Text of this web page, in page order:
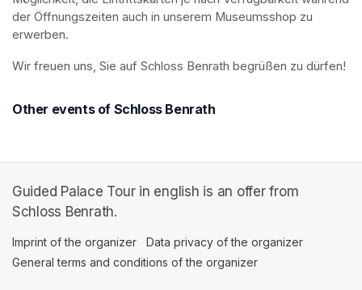
der Öffnungszeiten auch in unserem Museumsshop zu
erwerben.
Wir freuen uns, Sie auf Schloss Benrath begrüßen zu dürfen!
Other events of Schloss Benrath
Guided Palace Tour in english is an offer from
Schloss Benrath.
Imprint of the organizer (opens in a new tab)
Data privacy of the organizer
General terms and conditions of the organizer